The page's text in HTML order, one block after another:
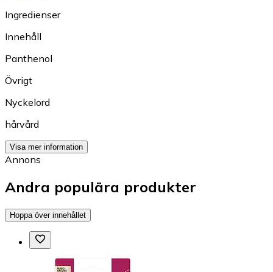
Ingredienser
Innehåll
Panthenol
Övrigt
Nyckelord
hårvård
Visa mer information
Annons
Andra populära produkter
Hoppa över innehållet